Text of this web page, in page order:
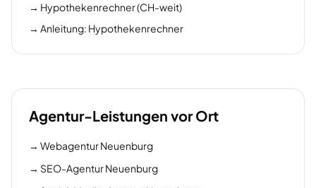
→ Hypothekenrechner (CH-weit)
→ Anleitung: Hypothekenrechner
Agentur-Leistungen vor Ort
→ Webagentur Neuenburg
→ SEO-Agentur Neuenburg